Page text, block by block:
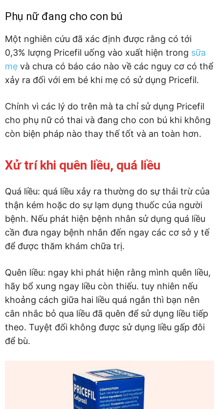
Phụ nữ đang cho con bú
Một nghiên cứu đã xác định được rằng có tới
0,3% lượng Pricefil uống vào xuất hiện trong sữa
mẹ và chưa có báo cáo nào về các nguy cơ có thể
xảy ra đối với em bé khi mẹ có sử dụng Pricefil.
Chính vì các lý do trên mà ta chỉ sử dụng Pricefil
cho phụ nữ có thai và đang cho con bú khi không
còn biện pháp nào thay thế tốt và an toàn hơn.
Xử trí khi quên liều, quá liều
Quá liều: quá liều xảy ra thường do sự thải trừ của
thận kém hoặc do sự lạm dụng thuốc của người
bệnh. Nếu phát hiện bệnh nhân sử dụng quá liều
cần đưa ngay bệnh nhân đến ngay các cơ sở y tế
để được thăm khám chữa trị.
Quên liều: ngay khi phát hiện rằng mình quên liều,
hãy bổ xung ngay liều còn thiếu. tuy nhiên nếu
khoảng cách giữa hai liều quá ngắn thì bạn nên
cân nhắc bỏ qua liều đã quên để sử dụng liều tiếp
theo. Tuyệt đối không được sử dụng liều gấp đôi
để bù.